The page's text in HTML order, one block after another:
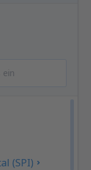
(SPI)